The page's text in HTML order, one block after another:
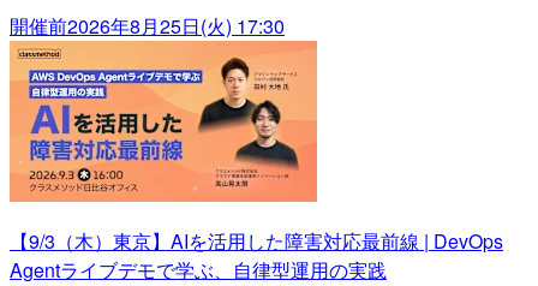
開催前2026年8月25日(火) 17:30
【9/3（木）東京】AIを活用した障害対応最前線 | DevOps
Agentライブデモで学ぶ、自律型運用の実践